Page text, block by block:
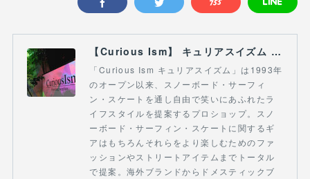
【Curious Ism】 キュリアスイズム l スノーボードショップ サーフショップ 福島県 会津若松市 郡山市 通販
「Curious Ism キュリアスイズム」は1993年
のオープン以来、スノーボード・サーフィ
ン・スケートを通し自由で笑いにあふれたラ
イフスタイルを提案するプロショップ。スノ
ーボード・サーフィン・スケートに関するギ
アはもちろんそれらをより楽しむためのファ
ッションやストリートアイテムまでトータル
で提案。海外ブランドからドメスティックブ